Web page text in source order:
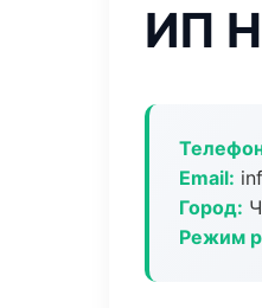
ИП
Email:
Город:
Режим